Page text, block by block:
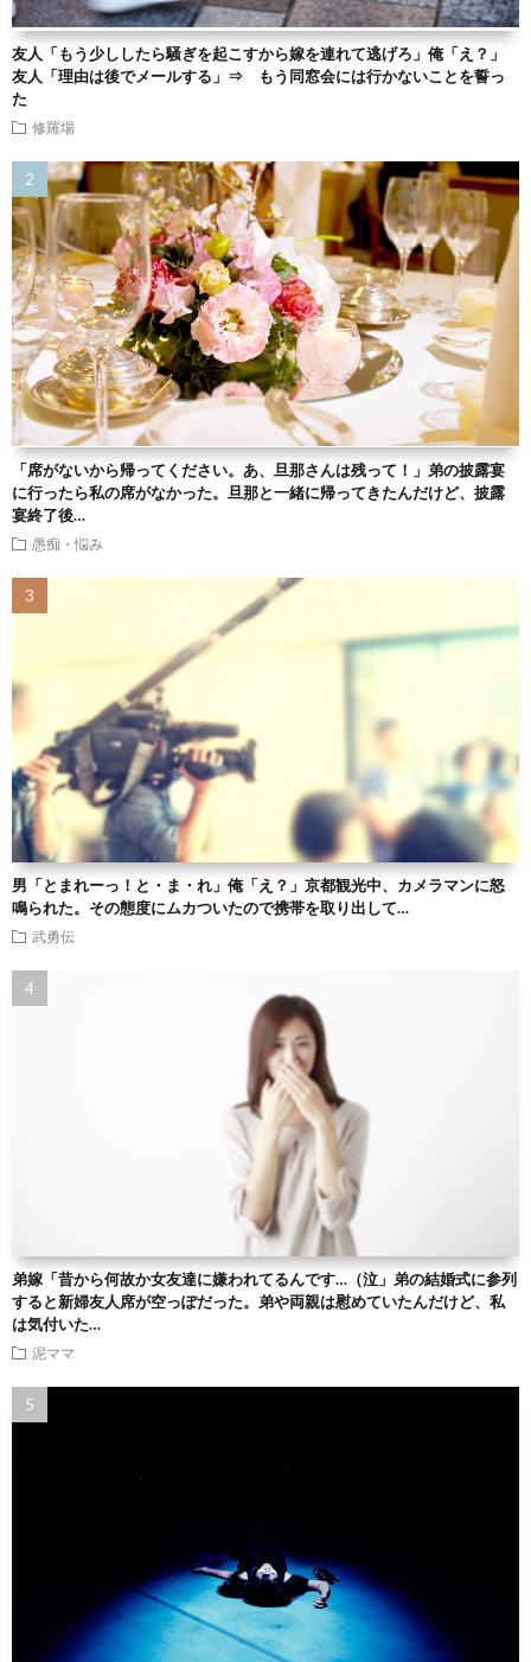
友人「もう少ししたら騒ぎを起こすから嫁を連れて逃げろ」俺「え？」
友人「理由は後でメールする」⇒ もう同窓会には行かないことを誓っ
た
修羅場
「席がないから帰ってください。あ、旦那さんは残って！」弟の披露宴
に行ったら私の席がなかった。旦那と一緒に帰ってきたんだけど、披露
宴終了後…
愚痴・悩み
男「とまれーっ！と・ま・れ」俺「え？」京都観光中、カメラマンに怒
鳴られた。その態度にムカついたので携帯を取り出して…
武勇伝
弟嫁「昔から何故か女友達に嫌われてるんです…（泣」弟の結婚式に参列
すると新婦友人席が空っぽだった。弟や両親は慰めていたんだけど、私
は気付いた…
泥ママ